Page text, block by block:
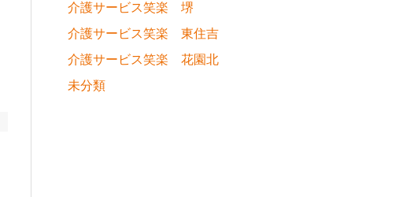
介護サービス笑楽 堺
介護サービス笑楽 東住吉
介護サービス笑楽 花園北
未分類